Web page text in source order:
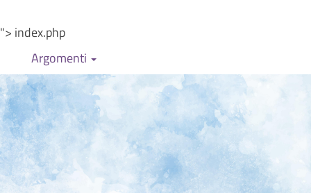
"> index.php
Argomenti